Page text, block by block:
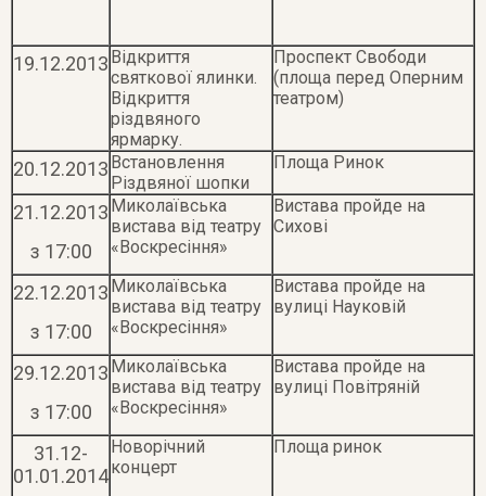
19.12.2013 Відкриття
святкової ялинки.
Відкриття
різдвяного
ярмарку.
Проспект Свободи
(площа перед Оперним
театром)
20.12.2013 Встановлення
Різдвяної шопки
Площа Ринок
21.12.2013
з 17:00
Миколаївська
вистава від театру
«Воскресіння»
Вистава пройде на
Сихові
22.12.2013
з 17:00
Миколаївська
вистава від театру
«Воскресіння»
Вистава пройде на
вулиці Науковій
29.12.2013
з 17:00
Миколаївська
вистава від театру
«Воскресіння»
Вистава пройде на
вулиці Повітряній
31.12-
01.01.2014
Новорічний
концерт
Площа ринок